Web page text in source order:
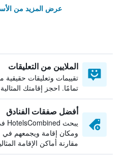
عرض المزيد من
الملايين من التعليقات
تقييمات وتعليقات حقيقية
تمامًا. احجز إقامتك
أفضل صفقات الفنادق
ومكان إقامة ويجمعهم
مقارنة أماكن الإقامة